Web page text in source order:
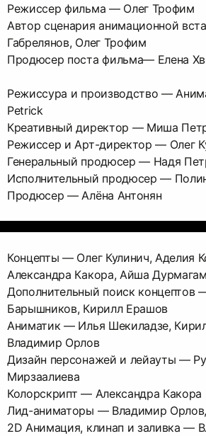
Режиссер фильма — Олег Трофим
Автор сценария анимационной
Габрелянов, Олег Трофим
Продюсер поста фильма— Елена
Режиссура и производство —
Petrick
Креативный директор — Миша
Режиссер и Арт-директор — Олег
Генеральный продюсер — Надя
Исполнительный продюсер —
Продюсер — Алёна Антонян
Концепты — Олег Кулинич, Аделия
Александра Какора, Айша
Дополнительный поиск концептов
Барышников, Кирилл Ерашов
Аниматик — Илья Шекиладзе,
Владимир Орлов
Дизайн персонажей и лейауты —
Мирзаалиева
Колорскрипт — Александра Какора
Лид-аниматоры — Владимир Орлов,
2D Анимация, клинап и заливка —